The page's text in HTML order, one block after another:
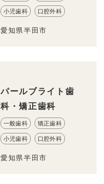
小児歯科 口腔外科
愛知県半田市
パールブライト歯
科・矯正歯科
一般歯科 矯正歯科
小児歯科 口腔外科
愛知県半田市